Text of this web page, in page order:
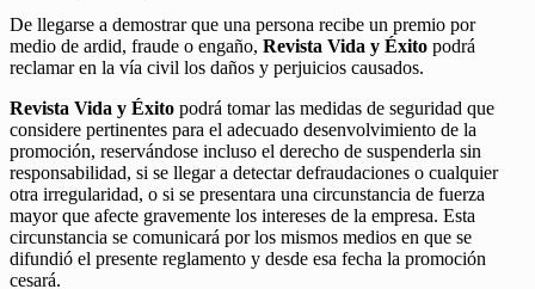
De llegarse a demostrar que una persona recibe un premio por
medio de ardid, fraude o engaño, Revista Vida y Éxito podrá
reclamar en la vía civil los daños y perjuicios causados.
Revista Vida y Éxito podrá tomar las medidas de seguridad que
considere pertinentes para el adecuado desenvolvimiento de la
promoción, reservándose incluso el derecho de suspenderla sin
responsabilidad, si se llegar a detectar defraudaciones o cualquier
otra irregularidad, o si se presentara una circunstancia de fuerza
mayor que afecte gravemente los intereses de la empresa. Esta
circunstancia se comunicará por los mismos medios en que se
difundió el presente reglamento y desde esa fecha la promoción
cesará.